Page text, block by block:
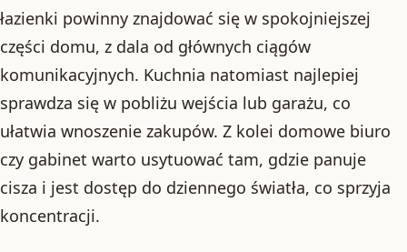
łazienki powinny znajdować się w spokojniejszej
części domu, z dala od głównych ciągów
komunikacyjnych. Kuchnia natomiast najlepiej
sprawdza się w pobliżu wejścia lub garażu, co
ułatwia wnoszenie zakupów. Z kolei domowe biuro
czy gabinet warto usytuować tam, gdzie panuje
cisza i jest dostęp do dziennego światła, co sprzyja
koncentracji.